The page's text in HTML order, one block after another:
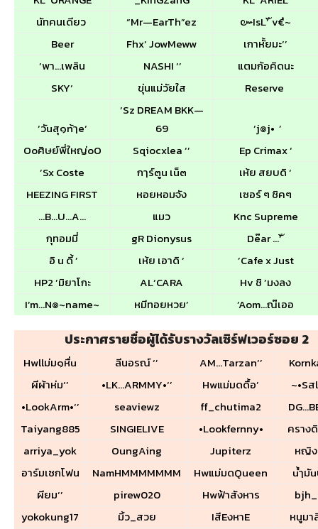
นัทคนเดียว
“Mr—EarTh”ez
๛IsL‘้ ัv€๋~
Beer
Fhx‘ JowMeww
เกาหั้ยมะ‘’
’พา…เพลิน
NASHI ‘’
แตมก้อคิดนะ
SKY‘
ขุ่นแม่วัยใส Reserve
‘วัuสุ๑n้ๅe‘
‘Sz DREAM BKK—
69
‘j๏j• ’
Ooศิษย์พี่ใหญ่oO
Sqiocxlea ‘’
Ep Crimax ‘
’Sx Coste
กๅร์๓ูu เu็๓
เห้ย สยบดิ ‘
HEEZING FIRST
หอยหอมจัง
เซอร์ ๆ ชิคๆ
…B…U…A…
แมว
Knc Supreme
กุทอมมี่
gR Dionysus
De๊ar …‘้ ั
อิ u ดี้ ’
เห้ย เอาดิ ‘
’Cafe x Just
HP2 ’มิยาโกะ
AL‘CARA
Hv ชิ ’มงลง
I’m…N๏~name~
หมีทอยหวย’ ’Aom…ณ๊เออ
ประกาศรายชื่อผู้ได้รับรางวัลเซิร์ฟเวอร์ซอย 2
Hwllม่ม๑หื่u ลีนอรณ์ ‘’ AM…Tarzan‘’
ผีผ้าห่ม‘’
•LK…ARMMY•‘’ Hwแม่มดดื้อ’
~•S
•LookArm•‘’
seaviewz ff_chutima2
Taiyang885
SINGIELIVE •Lookfernny•
คราง
arriya_yok
OungAing Jupiterz
หญิง
อาร์มเซกโฟน
NamHMMMMMMM Hwแม่มดQueen
uํ้ๅมั
ผียม‘’
pirew020 Hwฟ้าสังหาร
yokokung17
มิ้ว_สวย IสีEงหาE
หนูมา